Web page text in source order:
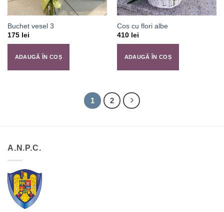
Buchet vesel 3
175 lei
ADAUGĂ ÎN COȘ
Cos cu flori albe
410 lei
ADAUGĂ ÎN COȘ
1 2
A.N.P.C.